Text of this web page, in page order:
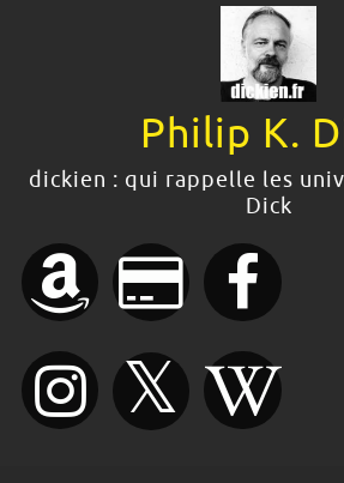
Philip K.
dickien : qui rappelle les
Dick
Philip K.
Le guide
Citations
Bibliographie